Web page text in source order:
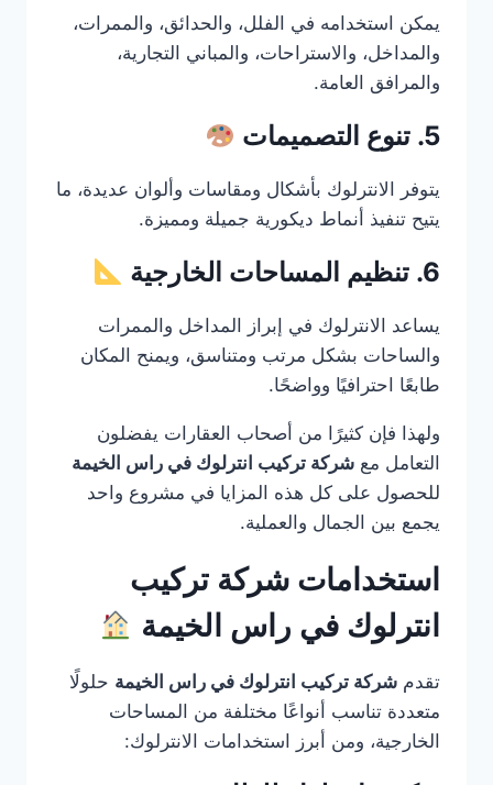
يمكن استخدامه في الفلل، والحدائق، والممرات،
والمداخل، والاستراحات، والمباني التجارية،
والمرافق العامة.
5. تنوع التصميمات
يتوفر الانترلوك بأشكال ومقاسات وألوان عديدة، ما
يتيح تنفيذ أنماط ديكورية جميلة ومميزة.
6. تنظيم المساحات الخارجية
يساعد الانترلوك في إبراز المداخل والممرات
والساحات بشكل مرتب ومتناسق، ويمنح المكان
طابعًا احترافيًا وواضحًا.
ولهذا فإن كثيرًا من أصحاب العقارات يفضلون
التعامل مع شركة تركيب انترلوك في راس الخيمة
للحصول على كل هذه المزايا في مشروع واحد
يجمع بين الجمال والعملية.
استخدامات شركة تركيب
انترلوك في راس الخيمة
تقدم شركة تركيب انترلوك في راس الخيمة حلولًا
متعددة تناسب أنواعًا مختلفة من المساحات
الخارجية، ومن أبرز استخدامات الانترلوك: